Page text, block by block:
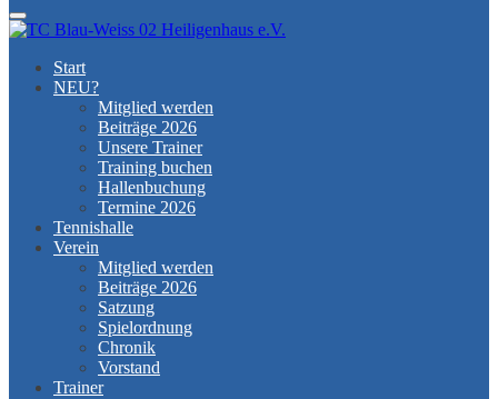
Menu
Start
NEU?
Mitglied werden
Beiträge 2026
Unsere Trainer
Training buchen
Hallenbuchung
Termine 2026
Tennishalle
Verein
Mitglied werden
Beiträge 2026
Satzung
Spielordnung
Chronik
Vorstand
Trainer